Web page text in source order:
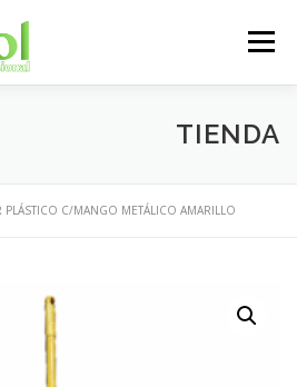
Menú
TIENDA
PLÁSTICO C/MANGO METÁLICO AMARILLO